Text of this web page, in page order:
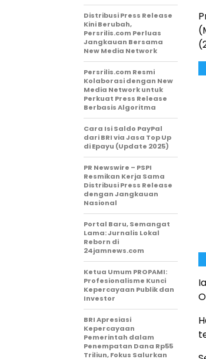
Distribusi Press Release
Kini Berubah,
Persrilis.com Perluas
Jangkauan Bersama
New Media Network
Persrilis.com Resmi
Kolaborasi dengan New
Media Network untuk
Perkuat Press Release
Berbasis Algoritma
Cara Isi Saldo PayPal
dari BRI via Jasa Top Up
di Epayu (Update 2025)
PR Newswire – PSPI
Resmikan Kerja Sama
Distribusi Press Release
dengan Jangkauan
Nasional
Portal Baru, Semangat
Lama: Jurnalis Lokal
Reborn di
24jamnews.com
Ketua Umum PROPAMI:
Profesionalisme Kunci
Kepercayaan Publik dan
Investor
BRI Apresiasi
Kepercayaan
Pemerintah dalam
Penempatan Dana Rp55
Triliun, Fokus Salurkan